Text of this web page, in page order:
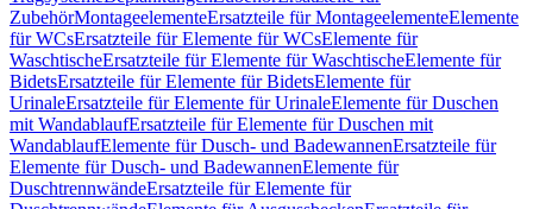
ZubehörMontageelementeErsatzteile für MontageelementeElemente
für WCsErsatzteile für Elemente für WCsElemente für
WaschtischeErsatzteile für Elemente für WaschtischeElemente für
BidetsErsatzteile für Elemente für BidetsElemente für
UrinaleErsatzteile für Elemente für UrinaleElemente für Duschen
mit WandablaufErsatzteile für Elemente für Duschen mit
WandablaufElemente für Dusch- und BadewannenErsatzteile für
Elemente für Dusch- und BadewannenElemente für
DuschtrennwändeErsatzteile für Elemente für